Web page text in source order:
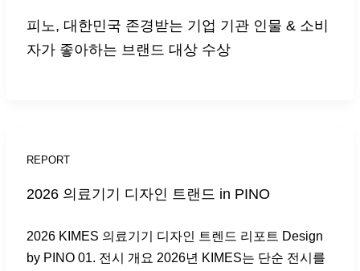
피노, 대한민국 존경받는 기업 기관 인물 & 소비
자가 좋아하는 브랜드 대상 수상
REPORT
2026 의료기기 디자인 트랜드 in PINO
2026 KIMES 의료기기 디자인 트렌드 리포트 Design
by PINO 01. 전시 개요 2026년 KIMES는 단순 전시를